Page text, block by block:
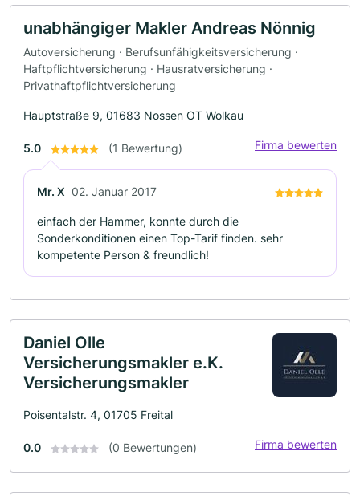
unabhängiger Makler Andreas Nönnig
Autoversicherung · Berufsunfähigkeitsversicherung ·
Haftpflichtversicherung · Hausratversicherung ·
Privathaftpflichtversicherung
Hauptstraße 9, 01683 Nossen OT Wolkau
5.0 (1 Bewertung) Firma bewerten
Mr. X 02. Januar 2017
einfach der Hammer, konnte durch die
Sonderkonditionen einen Top-Tarif finden. sehr
kompetente Person & freundlich!
Daniel Olle
Versicherungsmakler e.K.
Versicherungsmakler
Poisentalstr. 4, 01705 Freital
0.0 (0 Bewertungen) Firma bewerten